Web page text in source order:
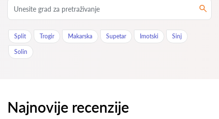
Split Trogir Makarska Supetar Imotski Sinj
Solin
Najnovije recenzije